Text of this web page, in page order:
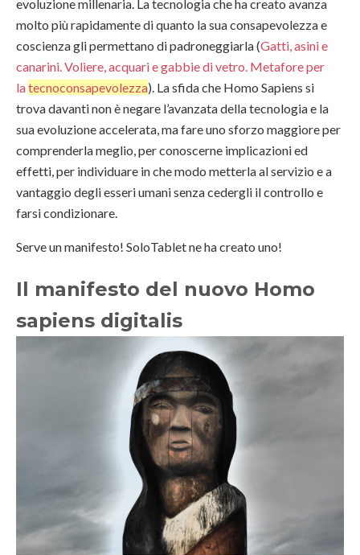
evoluzione millenaria. La tecnologia che ha creato avanza
molto più rapidamente di quanto la sua consapevolezza e
coscienza gli permettano di padroneggiarla (Gatti, asini e
canarini. Voliere, acquari e gabbie di vetro. Metafore per
latecnoconsapevolezza). La sfida che Homo Sapiens si
trova davanti non è negare l’avanzata della tecnologia e la
sua evoluzione accelerata, ma fare uno sforzo maggiore per
comprenderla meglio, per conoscerne implicazioni ed
effetti, per individuare in che modo metterla al servizio e a
vantaggio degli esseri umani senza cedergli il controllo e
farsi condizionare.
Serve un manifesto! SoloTablet ne ha creato uno!
Il manifesto del nuovo Homo
sapiens digitalis